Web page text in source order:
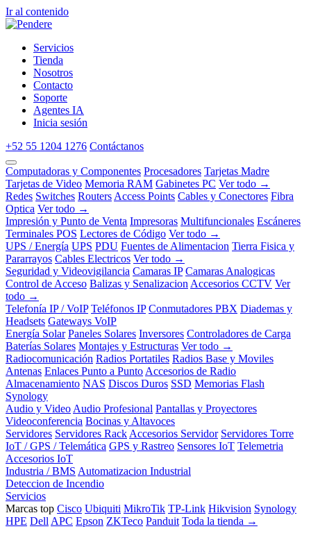
Ir al contenido
Servicios
Tienda
Nosotros
Contacto
Soporte
Agentes IA
Inicia sesión
+52 55 1204 1276 Contáctanos
Computadoras y Componentes Procesadores Tarjetas Madre
Tarjetas de Video Memoria RAM Gabinetes PC Ver todo →
Redes Switches Routers Access Points Cables y Conectores Fibra
Optica Ver todo →
Impresión y Punto de Venta Impresoras Multifuncionales Escáneres
Terminales POS Lectores de Código Ver todo →
UPS / Energía UPS PDU Fuentes de Alimentacion Tierra Fisica y
Pararrayos Cables Electricos Ver todo →
Seguridad y Videovigilancia Camaras IP Camaras Analogicas
Control de Acceso Balizas y Senalizacion Accesorios CCTV Ver
todo →
Telefonía IP / VoIP Teléfonos IP Conmutadores PBX Diademas y
Headsets Gateways VoIP
Energía Solar Paneles Solares Inversores Controladores de Carga
Baterías Solares Montajes y Estructuras Ver todo →
Radiocomunicación Radios Portatiles Radios Base y Moviles
Antenas Enlaces Punto a Punto Accesorios de Radio
Almacenamiento NAS Discos Duros SSD Memorias Flash
Synology
Audio y Video Audio Profesional Pantallas y Proyectores
Videoconferencia Bocinas y Altavoces
Servidores Servidores Rack Accesorios Servidor Servidores Torre
IoT / GPS / Telemática GPS y Rastreo Sensores IoT Telemetria
Accesorios IoT
Industria / BMS Automatizacion Industrial
Deteccion de Incendio
Servicios
Marcas top Cisco Ubiquiti MikroTik TP-Link Hikvision Synology
HPE Dell APC Epson ZKTeco Panduit Toda la tienda →